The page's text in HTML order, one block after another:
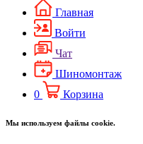
Главная
Войти
Чат
Шиномонтаж
0
Корзина
Мы используем файлы cookie.